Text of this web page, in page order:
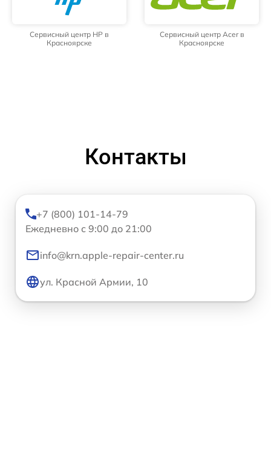
Сервисный центр HP в
Красноярске
Сервисный центр Acer в
Красноярске
Контакты
+7 (800) 101-14-79
Ежедневно с 9:00 до 21:00
info@krn.apple-repair-center.ru
ул. Красной Армии, 10